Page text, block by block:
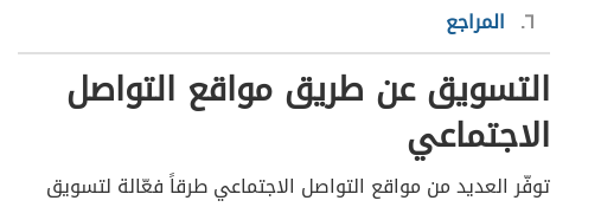
٦ المراجع
التسويق عن طريق مواقع التواصل
الاجتماعي
توفّر العديد من مواقع التواصل الاجتماعي طرقاً فعّالة لتسويق